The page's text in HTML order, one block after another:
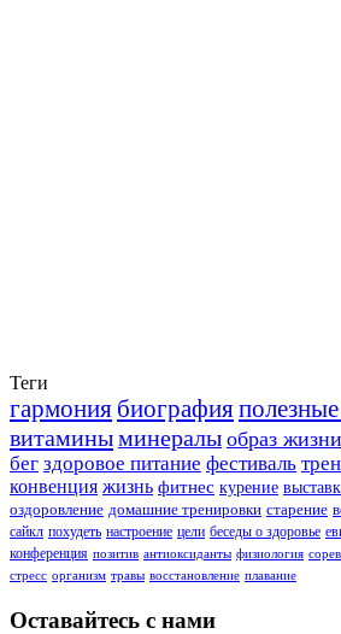
Теги
гармония биография
витаминыминералы образ жизни
бег здоровое питание фестиваль
конвенция жизнь фитнес курение
оздоровление домашние тренировки старение
сайкл похудеть настроение цели беседы о здоровье
конференция позитив антиоксиданты физиология
стресс организм травы восстановление плавание
Оставайтесь с нами